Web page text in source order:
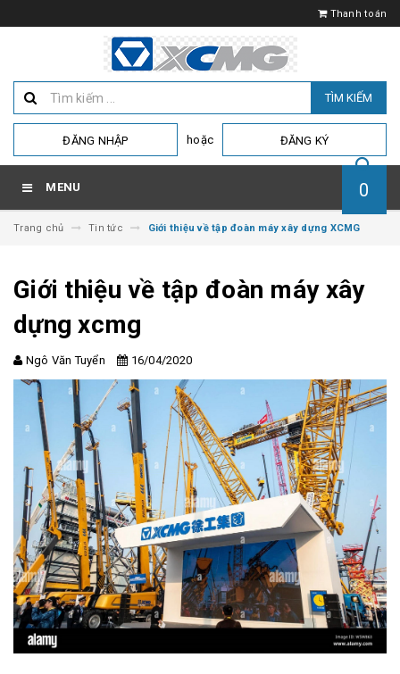
Thanh toán
TÌM KIẾM
ĐĂNG NHẬP hoặc ĐĂNG KÝ
MENU 0
Trang chủ Tin tức Giới thiệu về tập đoàn máy xây dựng XCMG
Giới thiệu về tập đoàn máy xây
dựng xcmg
Ngô Văn Tuyển 16/04/2020